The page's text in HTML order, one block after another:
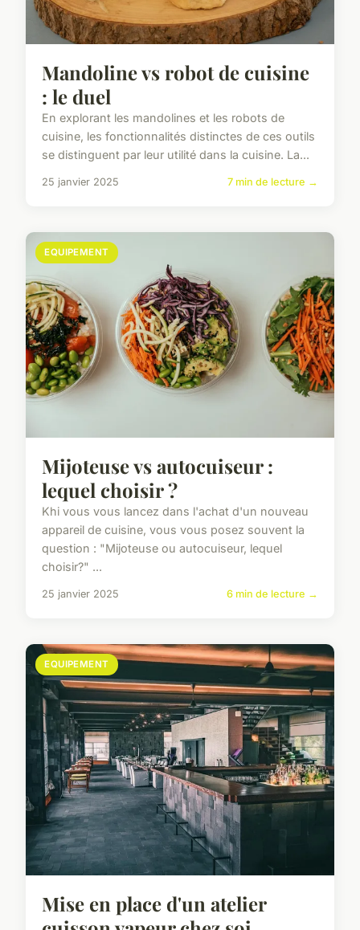
Mandoline vs robot de cuisine
: le duel
En explorant les mandolines et les robots de
cuisine, les fonctionnalités distinctes de ces outils
se distinguent par leur utilité dans la cuisine. La...
25 janvier 2025 7 min de lecture →
EQUIPEMENT
Mijoteuse vs autocuiseur :
lequel choisir ?
Khi vous vous lancez dans l'achat d'un nouveau
appareil de cuisine, vous vous posez souvent la
question : "Mijoteuse ou autocuiseur, lequel
choisir?" ...
25 janvier 2025 6 min de lecture →
EQUIPEMENT
Mise en place d'un atelier